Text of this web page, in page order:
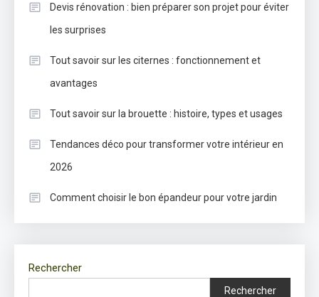
Devis rénovation : bien préparer son projet pour éviter
les surprises
Tout savoir sur les citernes : fonctionnement et
avantages
Tout savoir sur la brouette : histoire, types et usages
Tendances déco pour transformer votre intérieur en
2026
Comment choisir le bon épandeur pour votre jardin
Rechercher
Rechercher